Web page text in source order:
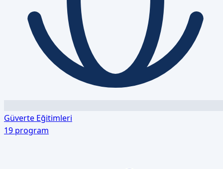
Güverte Eğitimleri
19 program